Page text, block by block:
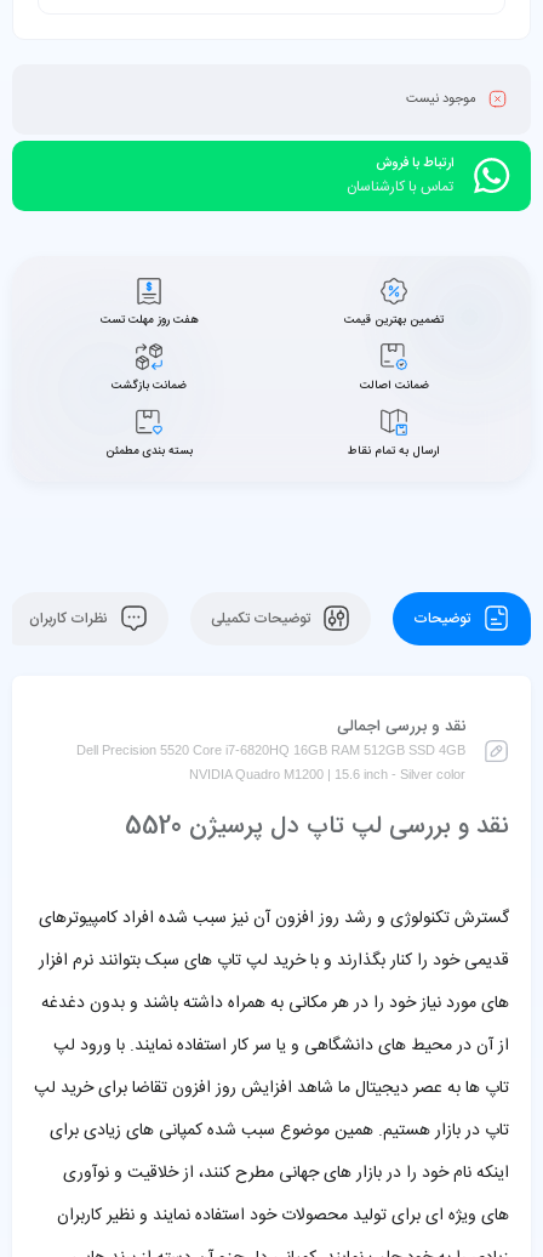
موجود نیست
ارتباط با فروش
تماس با کارشناسان
تضمین بهترین قیمت هفت روز مهلت تست
ضمانت اصالت ضمانت بازگشت
ارسال به تمام نقاط بسته بندی مطمئن
توضیحات توضیحات تکمیلی نظرات کاربران
نقد و بررسی اجمالی
Dell Precision 5520 Core i7-6820HQ 16GB RAM 512GB SSD 4GB
NVIDIA Quadro M1200 | 15.6 inch - Silver color
نقد و بررسی لپ تاپ دل پرسیژن 5520
گسترش تکنولوژی و رشد روز افزون آن نیز سبب شده افراد کامپیوترهای
قدیمی خود را کنار بگذارند و با خرید لپ تاپ های سبک بتوانند نرم افزار
های مورد نیاز خود را در هر مکانی به همراه داشته باشند و بدون دغدغه
از آن در محیط های دانشگاهی و یا سر کار استفاده نمایند. با ورود لپ
تاپ ها به عصر دیجیتال ما شاهد افزایش روز افزون تقاضا برای خرید لپ
تاپ در بازار هستیم. همین موضوع سبب شده کمپانی های زیادی برای
اینکه نام خود را در بازار های جهانی مطرح کنند، از خلاقیت و نوآوری
های ویژه ای برای تولید محصولات خود استفاده نمایند و نظیر کاربران